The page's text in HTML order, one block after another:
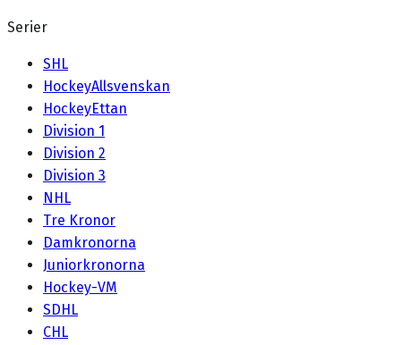
Serier
SHL
HockeyAllsvenskan
HockeyEttan
Division 1
Division 2
Division 3
NHL
Tre Kronor
Damkronorna
Juniorkronorna
Hockey-VM
SDHL
CHL